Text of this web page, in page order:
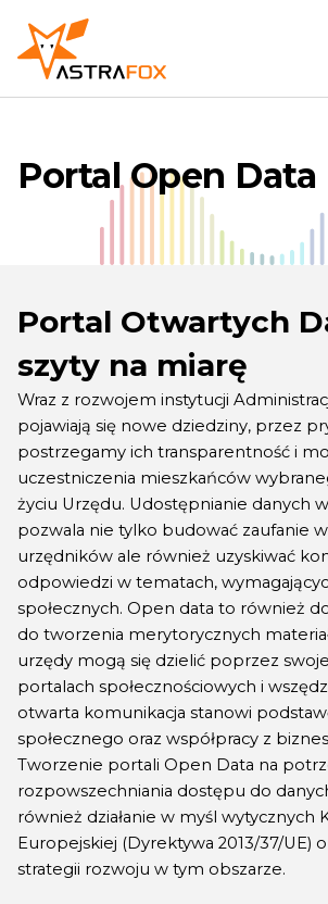
Portal Open Data
Portal Otwartych
szyty na miarę
Wraz z rozwojem instytucji
pojawiają się nowe dziedziny, przez
postrzegamy ich transparentność i
uczestniczenia mieszkańców
życiu Urzędu. Udostępnianie danych
pozwala nie tylko budować zaufanie
urzędników ale również uzyskiwać
odpowiedzi w tematach,
społecznych. Open data to również
do tworzenia merytorycznych
urzędy mogą się dzielić poprzez
portalach społecznościowych i
otwarta komunikacja stanowi
społecznego oraz współpracy z
Tworzenie portali Open Data na
rozpowszechniania dostępu do
również działanie w myśl wytycznych
Europejskiej (Dyrektywa 2013/37/UE)
strategii rozwoju w tym obszarze.